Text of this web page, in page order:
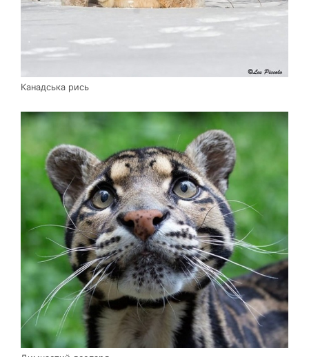
Канадська рись